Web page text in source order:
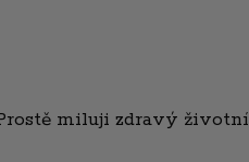
miluji zdravý životní